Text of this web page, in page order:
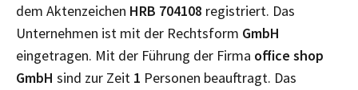
dem Aktenzeichen HRB 704108 registriert. Das
Unternehmen ist mit der Rechtsform GmbH
eingetragen. Mit der Führung der Firma office shop
GmbH sind zur Zeit 1 Personen beauftragt. Das